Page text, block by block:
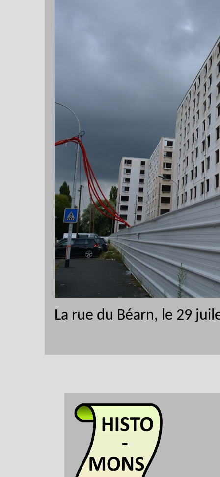
La rue du Béarn, le 29